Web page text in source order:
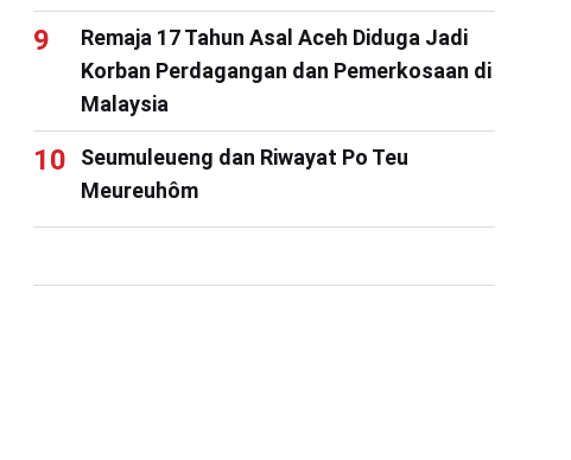
Remaja 17 Tahun Asal Aceh Diduga Jadi
Korban Perdagangan dan Pemerkosaan di
Malaysia
Seumuleueng dan Riwayat Po Teu
Meureuhôm